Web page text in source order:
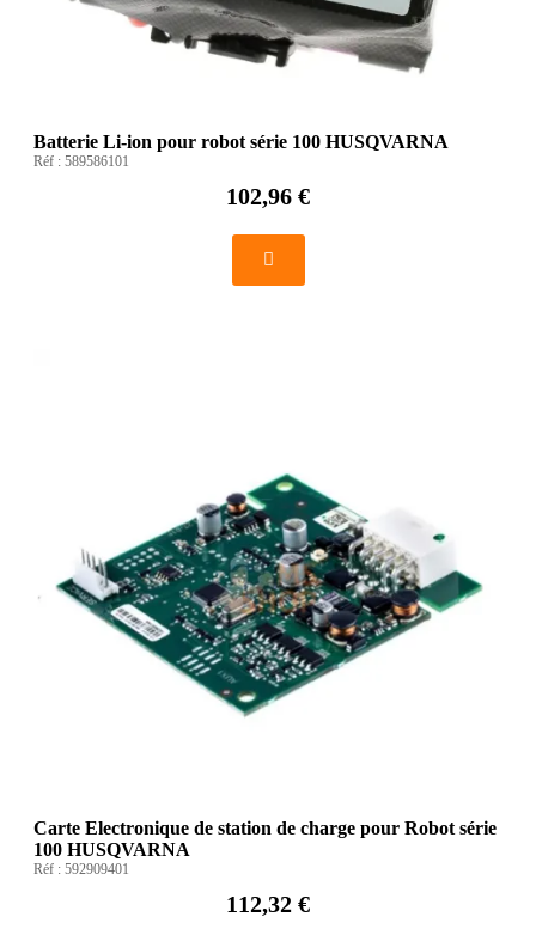
Batterie Li-ion pour robot série 100 HUSQVARNA
Réf : 589586101
102,96 €
Carte Electronique de station de charge pour Robot série
100 HUSQVARNA
Réf : 592909401
112,32 €